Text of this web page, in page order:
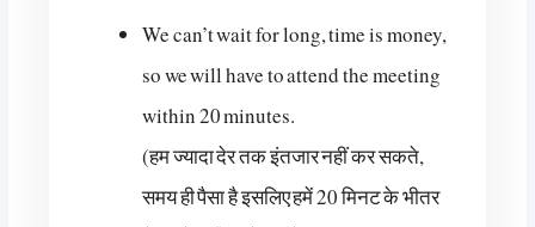
We can’t wait for long, time is money,
so we will have to attend the meeting
within 20 minutes.
(हम ज्यादा देर तक इंतजार नहीं कर सकते,
समय ही पैसा है इसलिए हमें 20 मिनट के भीतर